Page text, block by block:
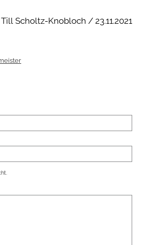
Till Scholtz-Knobloch / 23.11.2021